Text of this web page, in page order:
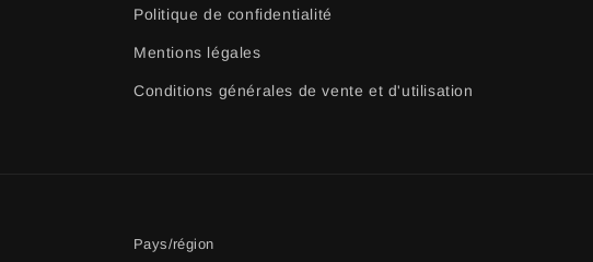
Politique de confidentialité
Mentions légales
Conditions générales de vente et d'utilisation
Pays/région